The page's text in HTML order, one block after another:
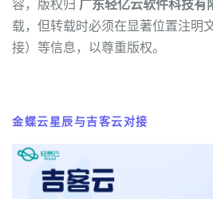
容，版权归 广东轻亿云软件科技有
载，但转载时必须在显著位置注明
接）等信息，以尊重版权。
金蝶云星辰与吉客云对接